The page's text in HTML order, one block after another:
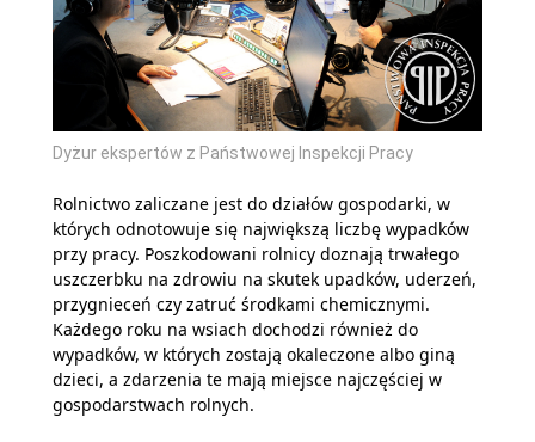
Dyżur ekspertów z Państwowej Inspekcji Pracy
Rolnictwo zaliczane jest do działów gospodarki, w
których odnotowuje się największą liczbę wypadków
przy pracy. Poszkodowani rolnicy doznają trwałego
uszczerbku na zdrowiu na skutek upadków, uderzeń,
przygnieceń czy zatruć środkami chemicznymi.
Każdego roku na wsiach dochodzi również do
wypadków, w których zostają okaleczone albo giną
dzieci, a zdarzenia te mają miejsce najczęściej w
gospodarstwach rolnych.